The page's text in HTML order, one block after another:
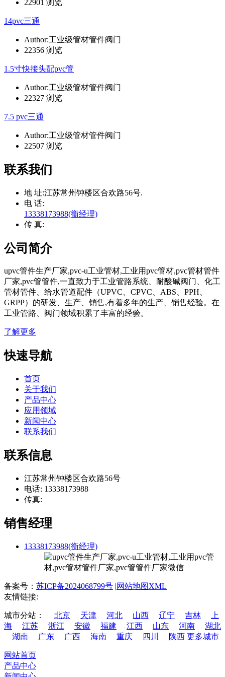
22901 浏览
14pvc三通
Author:工业级管材管件阀门
22356 浏览
1.5寸快接头配pvc管
Author:工业级管材管件阀门
22327 浏览
7.5 pvc三通
Author:工业级管材管件阀门
22507 浏览
联系我们
地 址:江苏常州钟楼区合欢路56号.
电 话:
13338173988(衡经理)
传 真:
公司简介
upvc管件生产厂家,pvc-u工业管材,工业用pvc管材,pvc管材管件
厂家,pvc管管件,一直致力于工业管路系统、耐酸碱阀门、化工
管材管件、给水管道配件（UPVC、CPVC、ABS、PPH、
GRPP）的研发、生产、销售,有着多年的生产、销售经验。在
工业管路、阀门领域积累了丰富的经验。
了解更多
快速导航
首页
关于我们
产品中心
应用领域
新闻中心
联系我们
联系信息
江苏常州钟楼区合欢路56号
电话: 13338173988
传真:
销售经理
13338173988(衡经理)
备案号： 苏ICP备2024068799号 |网站地图XML
友情链接:
城市分站： 北京 天津 河北 山西 辽宁 吉林
上
海
江苏 浙江 安徽 福建 江西 山东 河南
湖北
湖南
广东 广西 海南 重庆 四川 陕西 更多城市
网站首页
产品中心